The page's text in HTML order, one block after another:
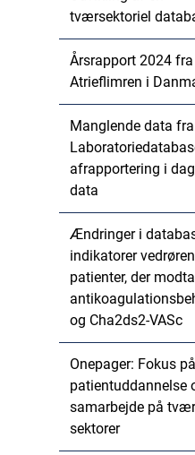
tværsektoriel
Årsrapport 2024 fra
Atrieflimren i
Manglende data fra
afrapportering i
data
Ændringer i
indikatorer
patienter, der
og Cha2ds2-VASc
Onepager: Fokus på
patientuddannelse
samarbejde på
sektorer